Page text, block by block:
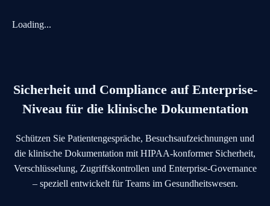
Loading...
Sicherheit und Compliance auf Enterprise-
Niveau für die klinische Dokumentation
Schützen Sie Patientengespräche, Besuchsaufzeichnungen und
die klinische Dokumentation mit HIPAA-konformer Sicherheit,
Verschlüsselung, Zugriffskontrollen und Enterprise-Governance
– speziell entwickelt für Teams im Gesundheitswesen.